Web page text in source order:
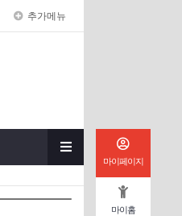
추가메뉴
마이페이지
마이홈